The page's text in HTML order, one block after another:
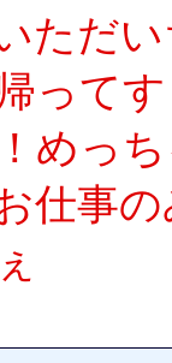
ただ
って
めっ
仕事